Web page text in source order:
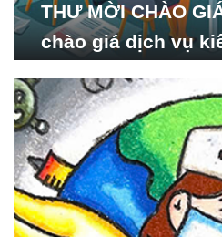
THƯ MỜI CHÀO
chào giá dịch vụ
Nghiên cứu Phát
hội_ISDS)